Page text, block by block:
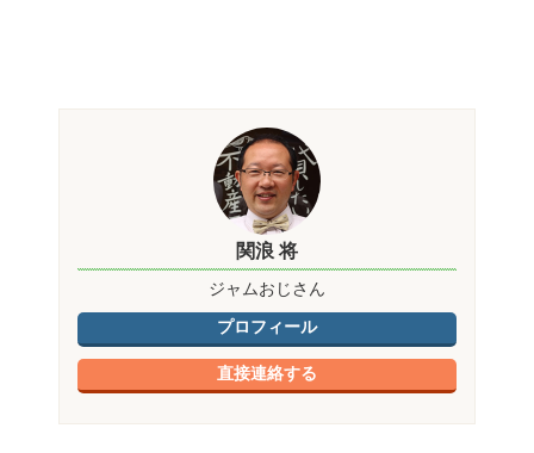
関浪 将
ジャムおじさん
プロフィール
直接連絡する